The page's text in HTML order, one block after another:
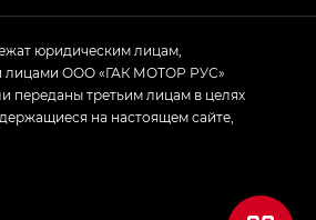
юридическим лицам,
лицами ООО «ГАК МОТОР РУС»
переданы третьим лицам в целях
на настоящем сайте,